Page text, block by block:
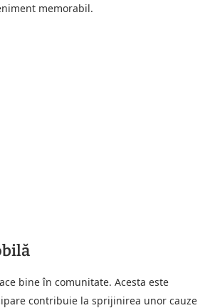
memorabil.
bine în comunitate. Acesta este
contribuie la sprijinirea unor cauze